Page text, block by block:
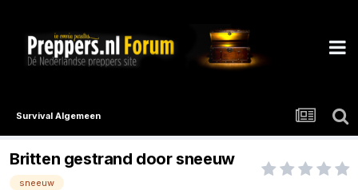
Survival Algemeen
Britten gestrand door sneeuw
sneeuw